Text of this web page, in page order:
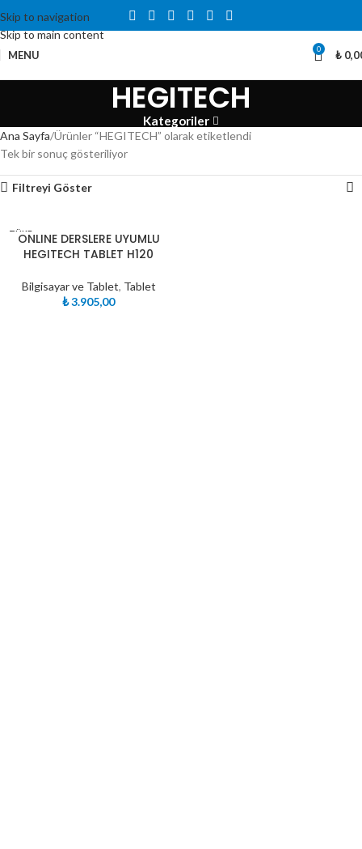
Skip to navigation
Skip to main content
MENU 0 ₺
HEGITECH
Kategoriler
Ana Sayfa Ürünler “HEGITECH” olarak etiketlendi
Tek bir sonuç gösteriliyor
Filtreyi Göster
TÜKE
NDI
ONLINE DERSLERE UYUMLU
HEGITECH TABLET H120
Bilgisayar ve Tablet, Tablet
₺3.905,00